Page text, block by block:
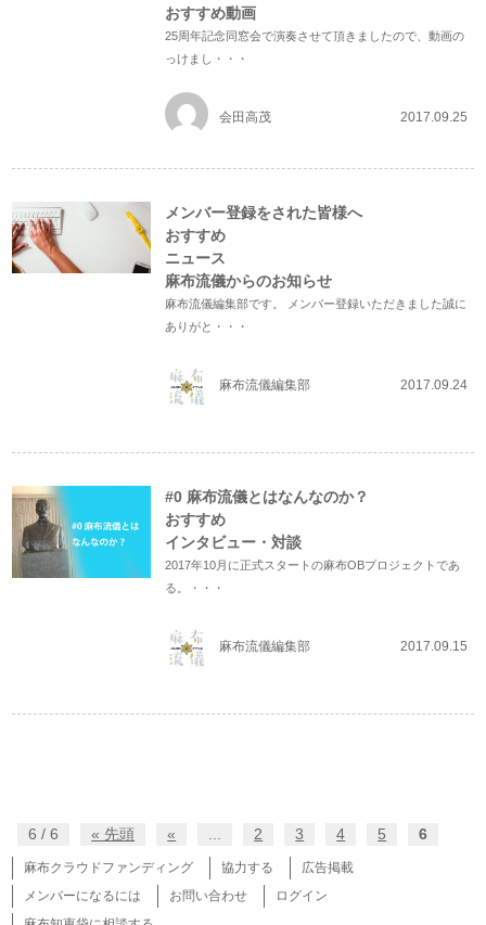
おすすめ動画
25周年記念同窓会で演奏させて頂きましたので、動画の
っけまし・・・
会田高茂 2017.09.25
メンバー登録をされた皆様へ
おすすめ
ニュース
麻布流儀からのお知らせ
麻布流儀編集部です。 メンバー登録いただきました誠に
ありがと・・・
麻布流儀編集部 2017.09.24
#0 麻布流儀とはなんなのか？
おすすめ
インタビュー・対談
2017年10月に正式スタートの麻布OBプロジェクトであ
る。・・・
麻布流儀編集部 2017.09.15
6 / 6 « 先頭 « 2 3 4 5 6
麻布クラウドファンディング 協力する
広告掲載
メンバーになるには
お問い合わせ
ログイン